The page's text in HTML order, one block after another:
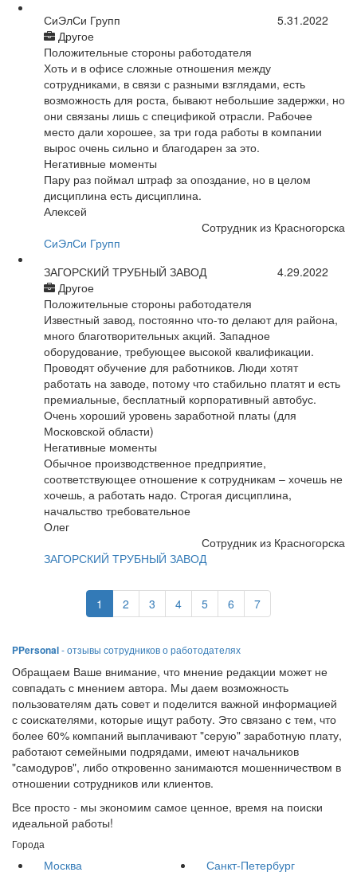
СиЭлСи Групп
Другое
5.31.2022
Положительные стороны работодателя
Хоть и в офисе сложные отношения между
сотрудниками, в связи с разными взглядами, есть
возможность для роста, бывают небольшие задержки, но
они связаны лишь с спецификой отрасли. Рабочее
место дали хорошее, за три года работы в компании
вырос очень сильно и благодарен за это.
Негативные моменты
Пару раз поймал штраф за опоздание, но в целом
дисциплина есть дисциплина.
Алексей
Сотрудник из Красногорска
СиЭлСи Групп
ЗАГОРСКИЙ ТРУБНЫЙ ЗАВОД
Другое
4.29.2022
Положительные стороны работодателя
Известный завод, постоянно что-то делают для района,
много благотворительных акций. Западное
оборудование, требующее высокой квалификации.
Проводят обучение для работников. Люди хотят
работать на заводе, потому что стабильно платят и есть
премиальные, бесплатный корпоративный автобус.
Очень хороший уровень заработной платы (для
Московской области)
Негативные моменты
Обычное производственное предприятие,
соответствующее отношение к сотрудникам – хочешь не
хочешь, а работать надо. Строгая дисциплина,
начальство требовательное
Олег
Сотрудник из Красногорска
ЗАГОРСКИЙ ТРУБНЫЙ ЗАВОД
1 2 3 4 5 6 7
PPersonal- отзывы сотрудников о работодателях
Обращаем Ваше внимание, что мнение редакции может не
совпадать с мнением автора. Мы даем возможность
пользователям дать совет и поделится важной информацией
с соискателями, которые ищут работу. Это связано с тем, что
более 60% компаний выплачивают "серую" заработную плату,
работают семейными подрядами, имеют начальников
"самодуров", либо откровенно занимаются мошенничеством в
отношении сотрудников или клиентов.
Все просто - мы экономим самое ценное, время на поиски
идеальной работы!
Города
Москва
Санкт-Петербург